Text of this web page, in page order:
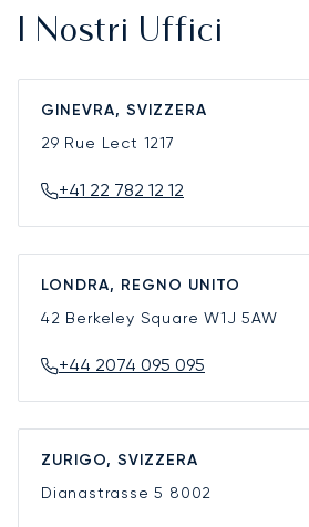
I Nostri Uffici
GINEVRA, SVIZZERA
29 Rue Lect 1217
+41 22 782 12 12
LONDRA, REGNO UNITO
42 Berkeley SquareW1J 5AW
+44 2074 095 095
ZURIGO, SVIZZERA
Dianastrasse 5 8002